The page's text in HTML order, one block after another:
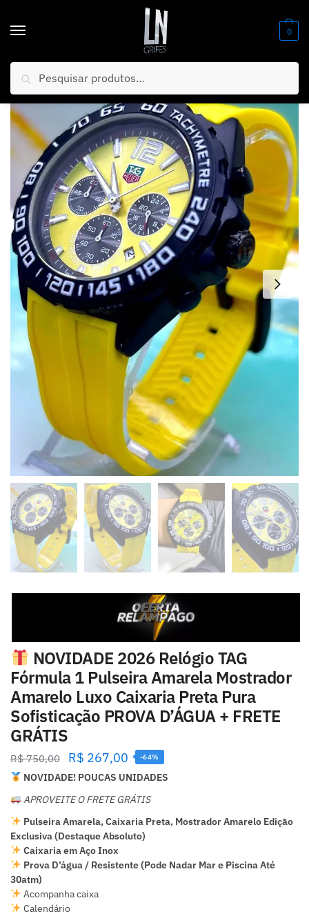
0
Início Relógios / Masculino /
NOVIDADE 2026 Relógio TAG
Fórmula 1 Pulseira Amarela Mostrador
Amarelo Luxo Caixaria Preta Pura
Sofisticação PROVA D’ÁGUA + FRETE
GRÁTIS
R$750,00 R$ 267,00 -64%
NOVIDADE! POUCAS UNIDADES
APROVEITE O FRETE GRÁTIS
Pulseira Amarela, Caixaria Preta, Mostrador Amarelo Edição
Exclusiva (Destaque Absoluto)
Caixaria em Aço Inox
Prova D’água / Resistente (Pode Nadar Mar e Piscina Até
30atm)
Acompanha caixa
Calendário